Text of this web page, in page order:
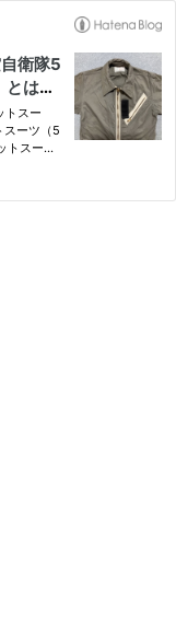
衛隊5
は？
トスー
スーツ（5
トスーツ
は良好で